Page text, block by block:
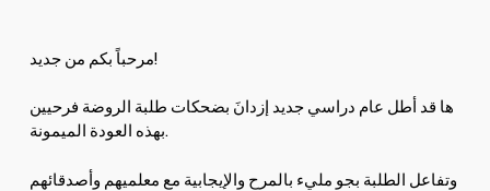
مرحباً بكم من جديد!
ها قد أطل عام دراسي جديد إزدانَ بضحكات طلبة الروضة فرحيين
بهذه العودة الميمونة.
وتفاعل الطلبة بجو مليء بالمرح والإيجابية مع معلميهم وأصدقائهم